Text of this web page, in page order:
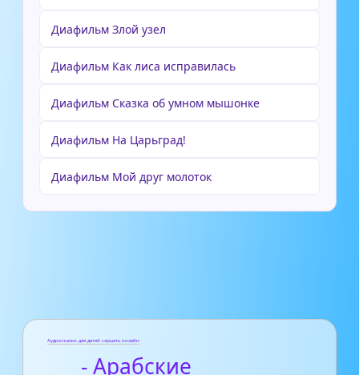
Диафильм Злой узел
Диафильм Как лиса исправилась
Диафильм Сказка об умном мышонке
Диафильм На Царьград!
Диафильм Мой друг молоток
Аудиосказки для детей слушать онлайн
- Арабские